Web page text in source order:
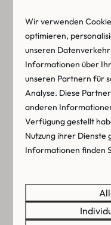
UNSERE
Nehmen Sie ein
mit Ihren Kindern
sich zu
Zonneweelde ist
der
insSchwimmbad
Wir verwenden
optimieren,
unseren
Informationen über
unseren Partnern für
Analyse. Diese
anderen
Verfügung gestellt
Nutzung ihrer Dienste
Informationen finden